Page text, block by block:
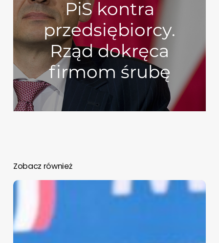
PiS kontra
przedsiębiorcy.
Rząd dokręca
firmom śrubę
Zobacz również